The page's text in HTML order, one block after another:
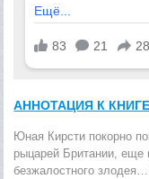
АННОТАЦИЯ К КНИГЕ
Юная Кирсти покорно
рыцарей Британии, еще
безжалостного